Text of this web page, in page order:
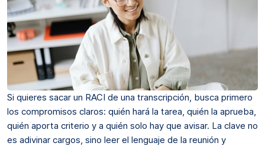
Si quieres sacar un RACI de una transcripción, busca primero
los compromisos claros: quién hará la tarea, quién la aprueba,
quién aporta criterio y a quién solo hay que avisar. La clave no
es adivinar cargos, sino leer el lenguaje de la reunión y